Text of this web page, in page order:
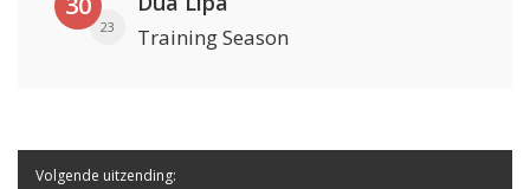
23 Training Season
Volgende uitzending: